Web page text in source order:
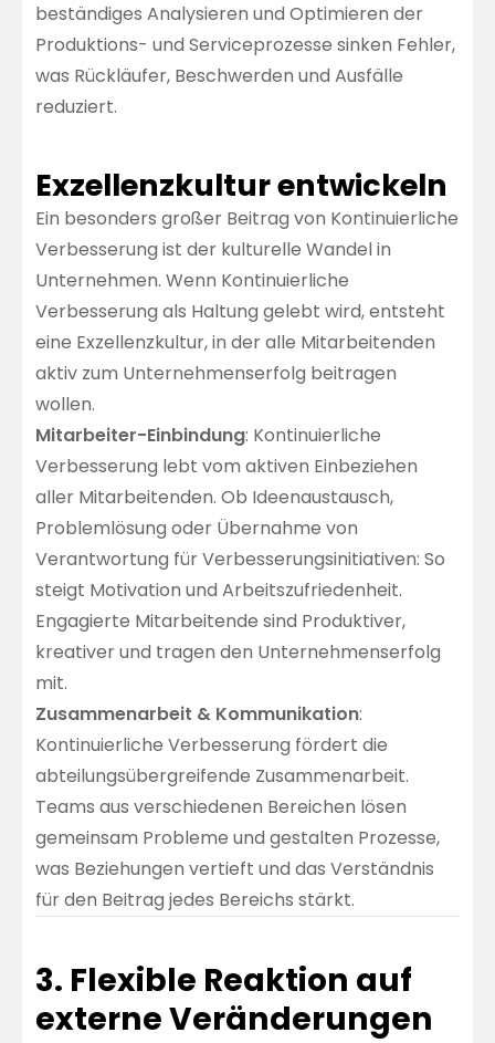
beständiges Analysieren und Optimieren der
Produktions- und Serviceprozesse sinken Fehler,
was Rückläufer, Beschwerden und Ausfälle
reduziert.
Exzellenzkultur entwickeln
Ein besonders großer Beitrag von Kontinuierliche
Verbesserung ist der kulturelle Wandel in
Unternehmen. Wenn Kontinuierliche
Verbesserung als Haltung gelebt wird, entsteht
eine Exzellenzkultur, in der alle Mitarbeitenden
aktiv zum Unternehmenserfolg beitragen
wollen.
Mitarbeiter-Einbindung: Kontinuierliche
Verbesserung lebt vom aktiven Einbeziehen
aller Mitarbeitenden. Ob Ideenaustausch,
Problemlösung oder Übernahme von
Verantwortung für Verbesserungsinitiativen: So
steigt Motivation und Arbeitszufriedenheit.
Engagierte Mitarbeitende sind Produktiver,
kreativer und tragen den Unternehmenserfolg
mit.
Zusammenarbeit & Kommunikation:
Kontinuierliche Verbesserung fördert die
abteilungsübergreifende Zusammenarbeit.
Teams aus verschiedenen Bereichen lösen
gemeinsam Probleme und gestalten Prozesse,
was Beziehungen vertieft und das Verständnis
für den Beitrag jedes Bereichs stärkt.
3. Flexible Reaktion auf
externe Veränderungen